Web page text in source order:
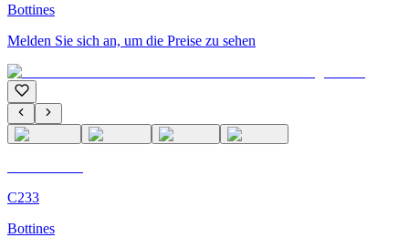
Bottines
Melden Sie sich an, um die Preise zu sehen
C233
Bottines